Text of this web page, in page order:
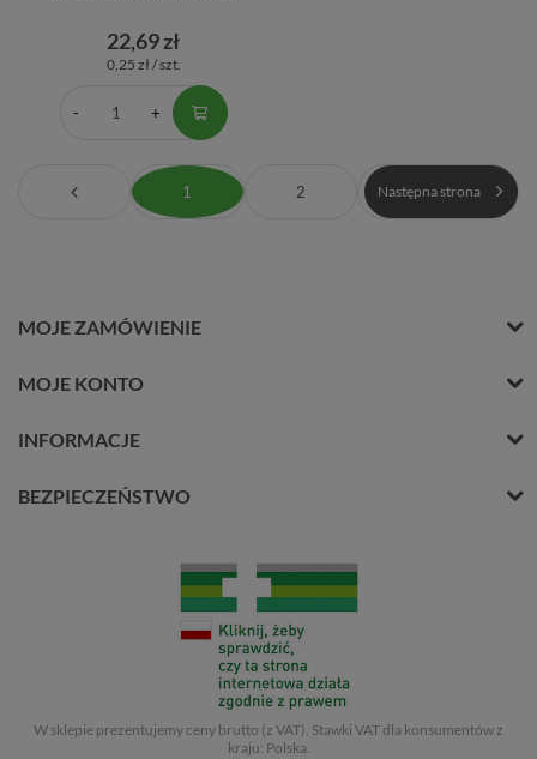
22,69 zł
0,25 zł / szt.
1 2 Następna strona
MOJE ZAMÓWIENIE
MOJE KONTO
INFORMACJE
BEZPIECZEŃSTWO
W sklepie prezentujemy ceny brutto (z VAT). Stawki VAT dla konsumentów z
kraju: Polska.